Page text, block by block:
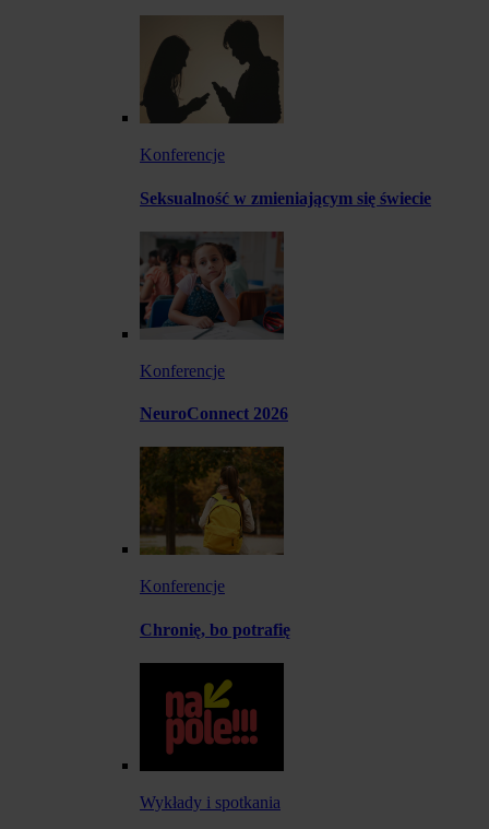
Konferencje
Seksualność w zmieniającym się świecie
Konferencje
NeuroConnect 2026
Konferencje
Chronię, bo potrafię
Wykłady i spotkania